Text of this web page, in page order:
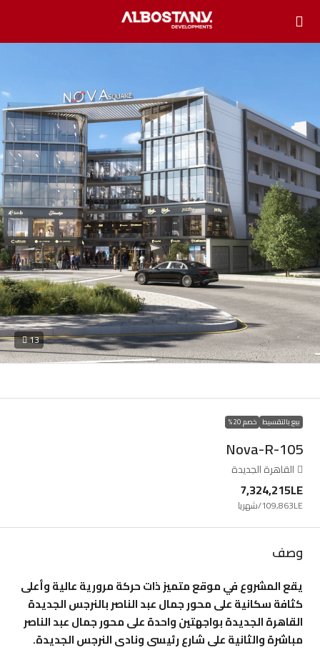
13
بيع بالتقسيط خصم 20%
Nova-R-105
القاهرة الجديدة
7,324,215LE
109,863LE/شهريا
وصف
يقع المشروع في موقع متميز ذات حركة مرورية عالية وأعلى
كثافة سكانية على محور جمال عبد الناصر بالنرجس الجديدة
القاهرة الجديدة بواجهتين واحدة على محور جمال عبد الناصر
مباشرة والثانية على شارع رئيسى ونادى النرجس الجديدة.